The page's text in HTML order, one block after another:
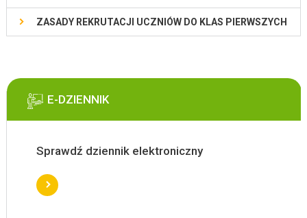
ZASADY REKRUTACJI UCZNIÓW DO KLAS PIERWSZYCH
E-DZIENNIK
Sprawdź dziennik elektroniczny